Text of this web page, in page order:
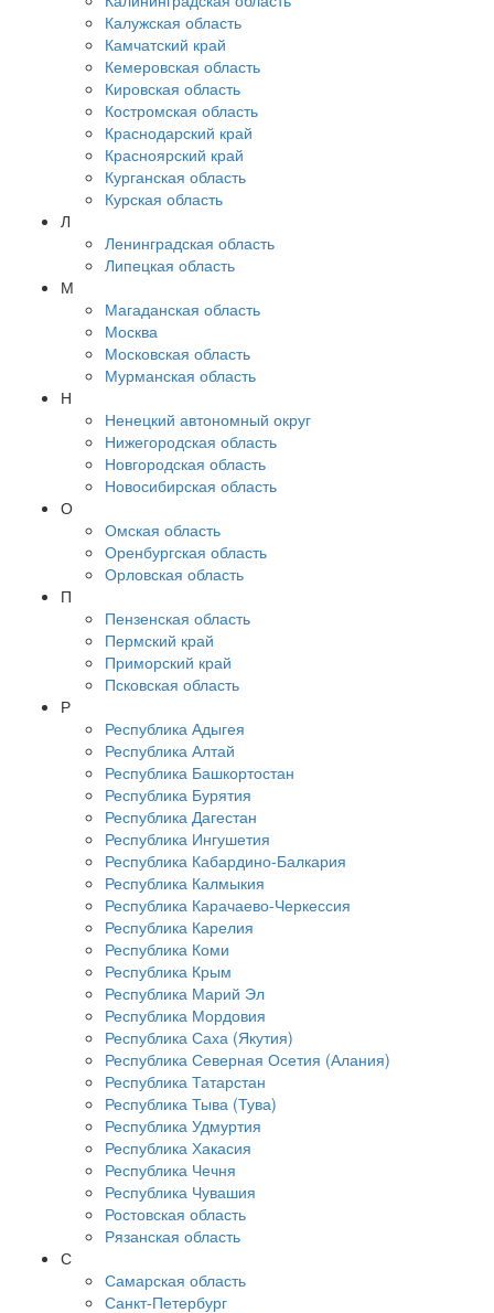
Калужская область
Камчатский край
Кемеровская область
Кировская область
Костромская область
Краснодарский край
Красноярский край
Курганская область
Курская область
Л
Ленинградская область
Липецкая область
М
Магаданская область
Москва
Московская область
Мурманская область
Н
Ненецкий автономный округ
Нижегородская область
Новгородская область
Новосибирская область
О
Омская область
Оренбургская область
Орловская область
П
Пензенская область
Пермский край
Приморский край
Псковская область
Р
Республика Адыгея
Республика Алтай
Республика Башкортостан
Республика Бурятия
Республика Дагестан
Республика Ингушетия
Республика Кабардино-Балкария
Республика Калмыкия
Республика Карачаево-Черкессия
Республика Карелия
Республика Коми
Республика Крым
Республика Марий Эл
Республика Мордовия
Республика Саха (Якутия)
Республика Северная Осетия (Алания)
Республика Татарстан
Республика Тыва (Тува)
Республика Удмуртия
Республика Хакасия
Республика Чечня
Республика Чувашия
Ростовская область
Рязанская область
С
Самарская область
Санкт-Петербург